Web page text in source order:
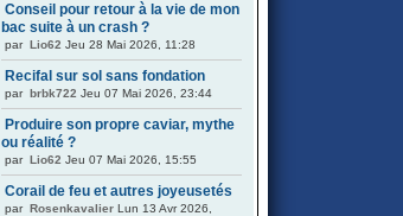
Conseil pour retour à la vie de mon
bac suite à un crash ?
par Lio62 Jeu 28 Mai 2026, 11:28
Recifal sur sol sans fondation
par brbk722 Jeu 07 Mai 2026, 23:44
Produire son propre caviar, mythe
ou réalité ?
par Lio62 Jeu 07 Mai 2026, 15:55
Corail de feu et autres joyeusetés
par Rosenkavalier Lun 13 Avr 2026,